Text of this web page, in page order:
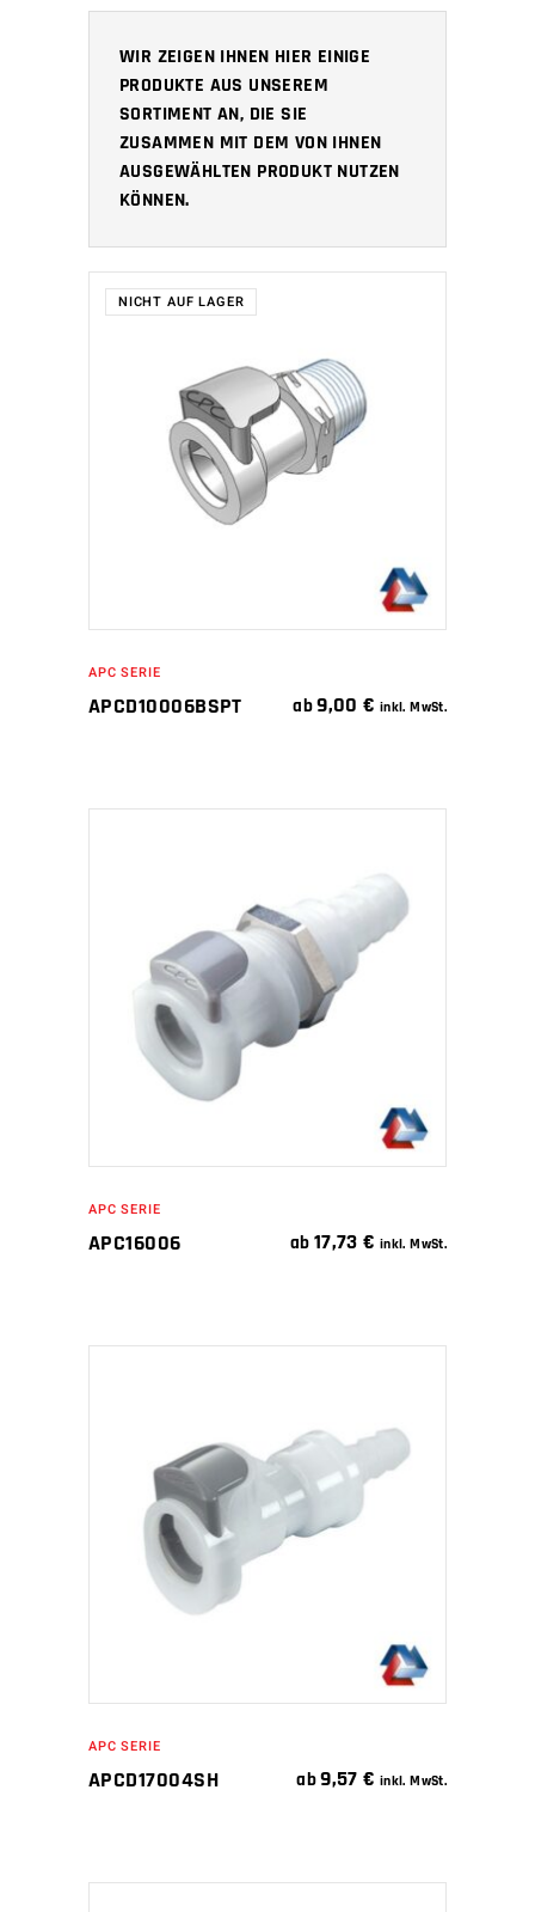
WIR ZEIGEN IHNEN HIER EINIGE
PRODUKTE AUS UNSEREM
SORTIMENT AN, DIE SIE
ZUSAMMEN MIT DEM VON IHNEN
AUSGEWÄHLTEN PRODUKT NUTZEN
KÖNNEN.
NICHT AUF LAGER
WEITERLESEN
APC SERIE
APCD10006BSPT ab9,00€ inkl. MwSt.
IN DEN WARENKORB
APC SERIE
APC16006 ab 17,73€ inkl. MwSt.
IN DEN WARENKORB
APC SERIE
APCD17004SH ab9,57€ inkl. MwSt.